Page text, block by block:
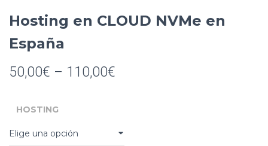
Hosting en CLOUD NVMe en
España
50,00€ – 110,00€
HOSTING